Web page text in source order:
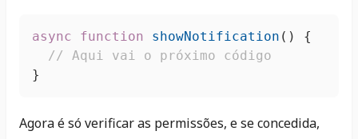
async function showNotification ( ) {
// Aqui vai o próximo código
}
Agora é só verificar as permissões, e se concedida,